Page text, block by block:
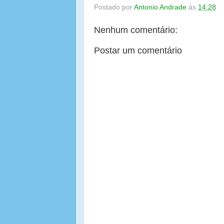
Postado por Antonio Andrade às 14:28
Nenhum comentário:
Postar um comentário